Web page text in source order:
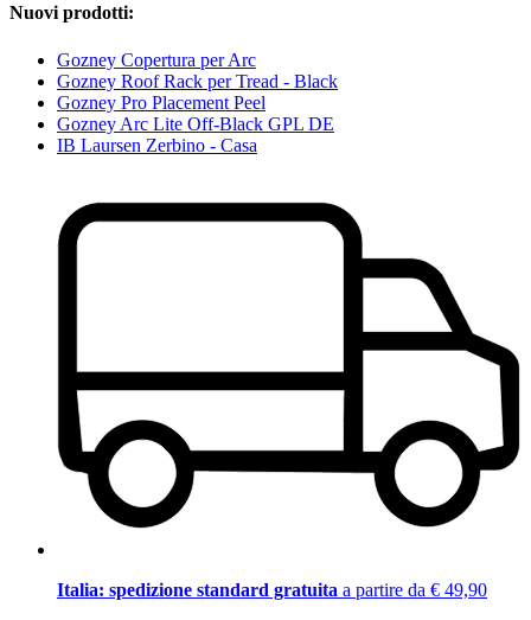
Nuovi prodotti:
Gozney Copertura per Arc
Gozney Roof Rack per Tread - Black
Gozney Pro Placement Peel
Gozney Arc Lite Off-Black GPL DE
IB Laursen Zerbino - Casa
Italia: spedizione standard gratuita a partire da € 49,90